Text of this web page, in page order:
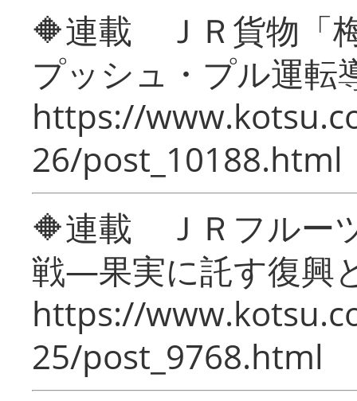
🔶連載 ＪＲ貨物「
プッシュ・プル運転
https://
26/post_10188.html
🔶連載 ＪＲフルー
戦―果実に託す復興
https://
25/post_9768.html